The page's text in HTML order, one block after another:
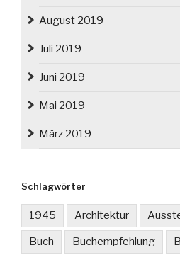
August 2019
Juli 2019
Juni 2019
Mai 2019
März 2019
Schlagwörter
1945 Architektur
Buch Buchempfehlung